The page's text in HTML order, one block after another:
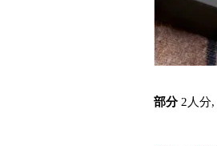
部分 2人分,